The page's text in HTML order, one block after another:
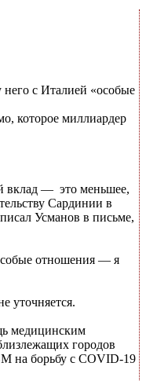
с Италией «особые
которое миллиардер
вклад — это меньшее,
Сардинии в
Усманов в письме,
отношения — я
уточняется.
медицинским
городов
на борьбу с COVID-19